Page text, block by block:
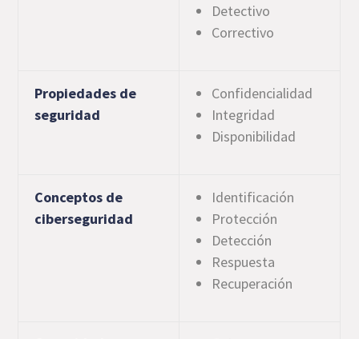
Detectivo
Correctivo
Propiedades de
seguridad
Confidencialidad
Integridad
Disponibilidad
Conceptos de
ciberseguridad
Identificación
Protección
Detección
Respuesta
Recuperación